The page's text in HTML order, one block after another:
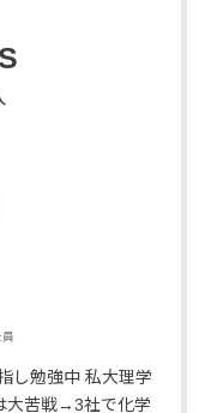
し勉強中 私大理学
大苦戦→3社で化学